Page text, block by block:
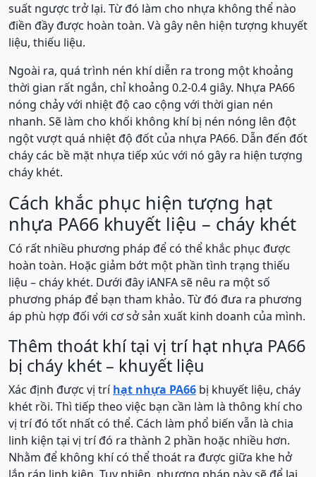
suất ngược trở lại. Từ đó làm cho nhựa không thể nào
điền đầy được hoàn toàn. Và gây nên hiện tượng khuyết
liệu, thiếu liệu.
Ngoài ra, quá trình nén khí diễn ra trong một khoảng
thời gian rất ngắn, chỉ khoảng 0.2-0.4 giây. Nhựa PA66
nóng chảy với nhiệt độ cao cộng với thời gian nén
nhanh. Sẽ làm cho khối không khí bị nén nóng lên đột
ngột vượt quá nhiệt độ đốt của nhựa PA66. Dẫn đến đốt
cháy các bề mặt nhựa tiếp xúc với nó gây ra hiện tượng
cháy khét.
Cách khắc phục hiện tượng hạt
nhựa PA66 khuyết liệu – cháy khét
Có rất nhiều phương pháp để có thể khắc phục được
hoàn toàn. Hoặc giảm bớt một phần tình trạng thiếu
liệu – cháy khét. Dưới đây iANFA sẽ nêu ra một số
phương pháp để bạn tham khảo. Từ đó đưa ra phương
áp phù hợp đối với cơ sở sản xuất kinh doanh của mình.
Thêm thoát khí tại vị trí hạt nhựa PA66
bị cháy khét – khuyết liệu
Xác định được vị tríhạt nhựa PA66 bị khuyết liệu, cháy
khét rồi. Thì tiếp theo việc bạn cần làm là thông khí cho
vị trí đó tốt nhất có thể. Cách làm phổ biến vẫn là chia
linh kiện tại vị trí đó ra thành 2 phần hoặc nhiều hơn.
Nhằm để không khí có thể thoát ra được giữa khe hở